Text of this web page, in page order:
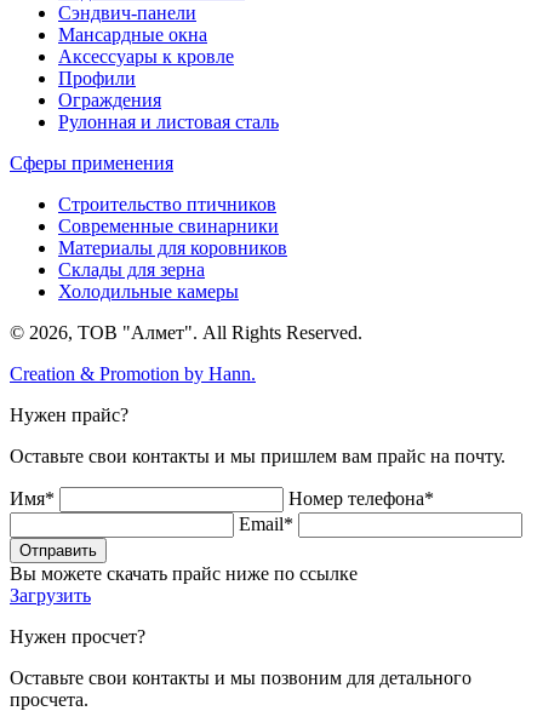
Сэндвич-панели
Мансардные окна
Аксессуары к кровле
Профили
Ограждения
Рулонная и листовая сталь
Сферы применения
Строительство птичников
Современные свинарники
Материалы для коровников
Склады для зерна
Холодильные камеры
© 2026, ТОВ "Алмет". All Rights Reserved.
Creation & Promotion by Hann.
Нужен прайс?
Оставьте свои контакты и мы пришлем вам прайс на почту.
Имя*
Номер телефона*
Email*
Отправить
Вы можете скачать прайс ниже по ссылке
Загрузить
Нужен просчет?
Оставьте свои контакты и мы позвоним для детального
просчета.